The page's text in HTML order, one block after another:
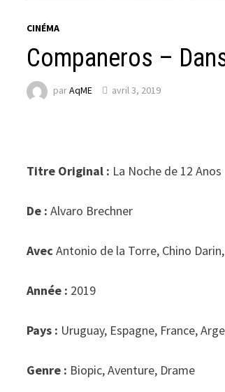
CINÉMA
Companeros –
parAqME avril 3, 2019
Titre Original : La Noche de 12 Anos
De :Alvaro Brechner
AvecAntonio de la Torre, Chino
Année : 2019
Pays : Uruguay, Espagne, France,
Genre : Biopic, Aventure, Drame